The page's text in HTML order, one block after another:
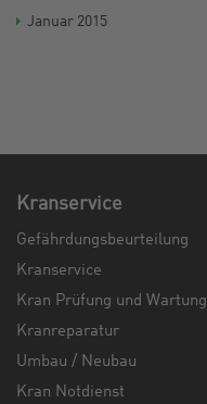
Januar 2015
Kranservice
Gefährdungsbeurteilung
Kranservice
Kran Prüfung und Wartung
Kranreparatur
Umbau / Neubau
Kran Notdienst